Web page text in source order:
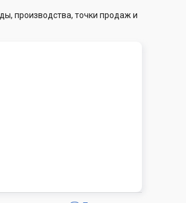
производства, точки продаж и